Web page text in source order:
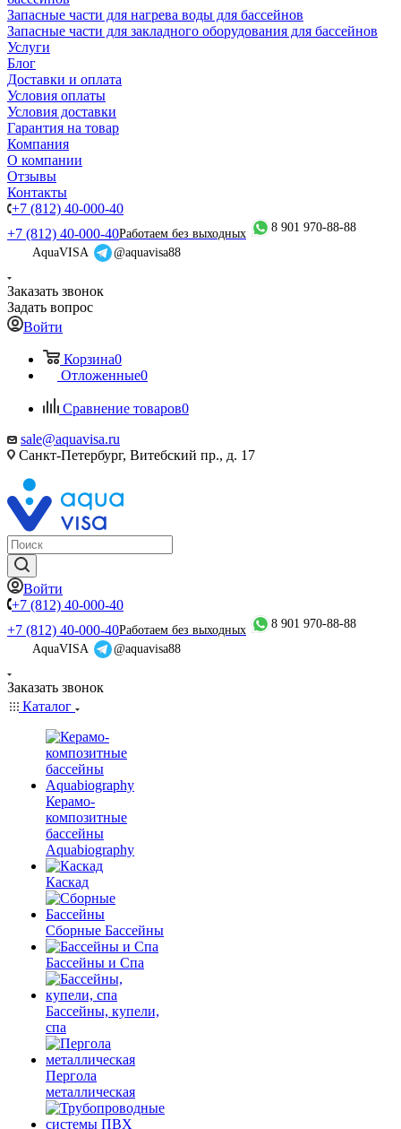
Запасные части для нагрева воды для бассейнов
Запасные части для закладного оборудования для бассейнов
Услуги
Блог
Доставки и оплата
Условия оплаты
Условия доставки
Гарантия на товар
Компания
О компании
Отзывы
Контакты
+7 (812) 40-000-40
+7 (812) 40-000-40Работаем без выходных
8 901 970-88-88
AquaVISA
@aquavisa88
Заказать звонок
Задать вопрос
Войти
Корзина0
Отложенные0
Сравнение товаров0
sale@aquavisa.ru
Санкт-Петербург, Витебский пр., д. 17
Войти
+7 (812) 40-000-40
+7 (812) 40-000-40Работаем без выходных
8 901 970-88-88
AquaVISA
@aquavisa88
Заказать звонок
Каталог
Керамо-
композитные
бассейны
Aquabiography
Каскад
Сборные Бассейны
Бассейны и Спа
Бассейны, купели,
спа
Пергола
металлическая